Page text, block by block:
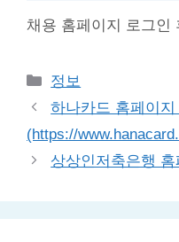
채용 홈페이지 로그인
Categories
정보
하나카드 홈페이지
(https://
상상인저축은행